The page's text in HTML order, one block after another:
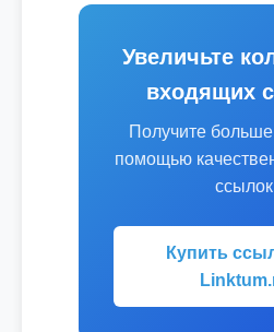
Увеличьте
входящих
Получите
помощью
ссылок
Купить